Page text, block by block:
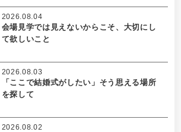
会場見学では見えないからこそ、大切にし
て欲しいこと
2026.08.04
「ここで結婚式がしたい」そう思える場所
を探して
2026.08.03
2026.08.02